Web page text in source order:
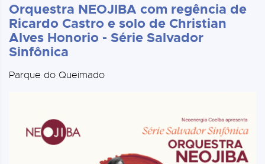
Orquestra NEOJIBA com regência de
Ricardo Castro e solo de Christian
Alves Honorio - Série Salvador
Sinfônica
Parque do Queimado